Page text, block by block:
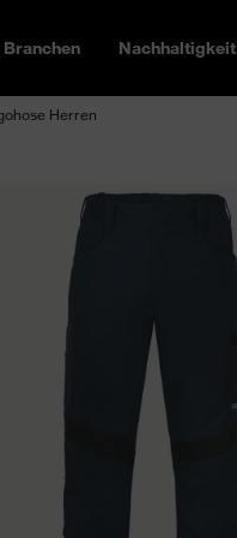
Branchen Nachhaltigkeit
Herren